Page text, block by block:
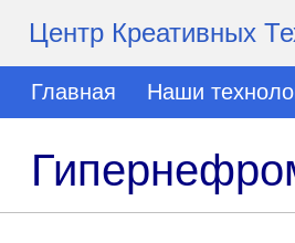
Центр Креативных
Главная Наши